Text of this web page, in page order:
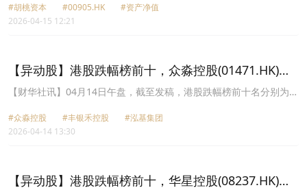
手）
#胡桃资本 #00905.HK
#资产净值
2026-04-15 12:21
【异动股】港股跌幅榜前十，众淼控股(01471.HK)跌
41.97%，丰银禾控股(08030.HK)跌40.17%
【财华社讯】04月14日午盘，截至发稿，港股跌幅榜前十名分别为众
40.17%、泓基集团(02535.HK)跌幅31.33%、中汇集团(00382.HK)跌
幅27.08%、力勤资源(02245.HK)跌幅21.92%、海纳智能(01645.HK)
油洁能控股(01759.HK)跌幅16.16%。
#众淼控股 #丰银禾控股
#泓基集团
2026-04-14 13:30
【异动股】港股跌幅榜前十，华星控股(08237.HK)跌